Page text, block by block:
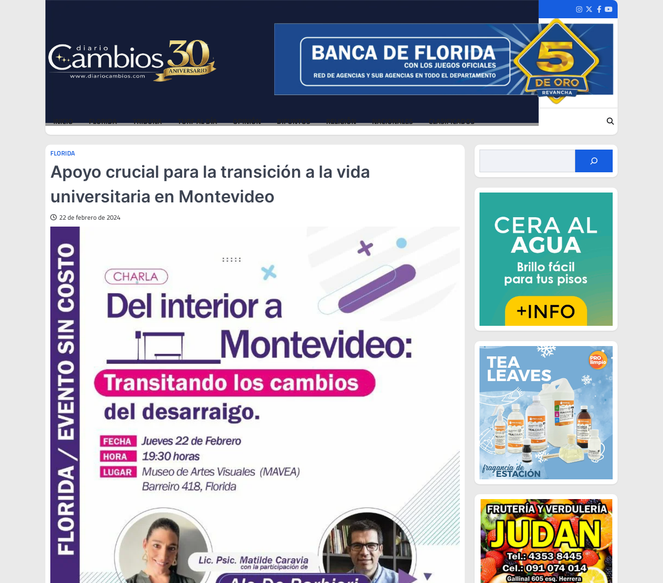
Instagram
TwitterFacebook
Youtube
INICIO FLORIDA TRIBUNA TURF AL DÍA OPINIÓN DIFUNTOS RELIGIÓN NACIONALES CLASIFICADOS
FLORIDA
Apoyo crucial para la transición a la vida
universitaria en Montevideo
22 de febrero de 2024